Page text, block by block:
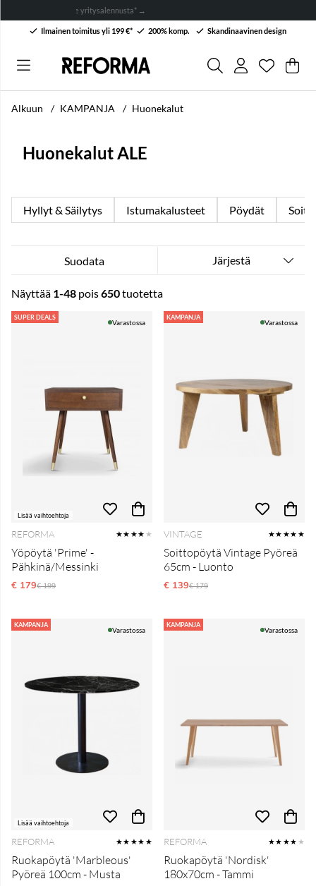
Ilmainen toimitus yli 199 €* 200% komp. Skandinaavinen design
Toivelista
. .
Alkuun KAMPANJA Huonekalut
Huonekalut ALE
Hyllyt & Säilytys Istumakalusteet Pöydät
Suodata Järjestä
Näyttää 1-48 pois650tuotetta
Tuotteet
SUPER DEALS
Lisää vaihtoehtoja
Varastossa
REFORMA ★★★★ ★
Yöpöytä 'Prime' -
Pähkinä/Messinki
€ 179Normaali hinta
€ 199
KAMPANJA
Varastossa
VINTAGE ★★★★★
Soittopöytä Vintage Pyöreä
65cm - Luonto
€ 139Normaali hinta
€ 179
KAMPANJA
Lisää vaihtoehtoja
Varastossa
REFORMA ★★★★★
Ruokapöytä 'Marbleous'
Pyöreä 100cm - Musta
KAMPANJA
Varastossa
REFORMA ★★★★ ★
Ruokapöytä 'Nordisk'
180x70cm - Tammi